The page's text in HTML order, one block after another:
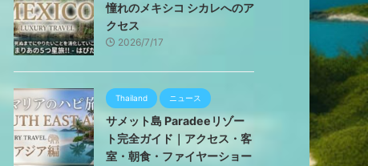
憧れのメキシコ シカレへのア
クセス
2026/7/17
Thailand ニュース
サメット島 Paradeeリゾー
ト完全ガイド｜アクセス・客
室・朝食・ファイヤーショー